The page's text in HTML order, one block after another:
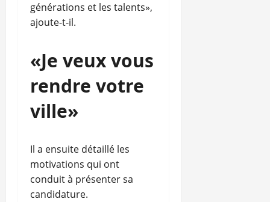
générations et les talents»,
ajoute-t-il.
«Je veux vous
rendre votre
ville»
Il a ensuite détaillé les
motivations qui ont
conduit à présenter sa
candidature.